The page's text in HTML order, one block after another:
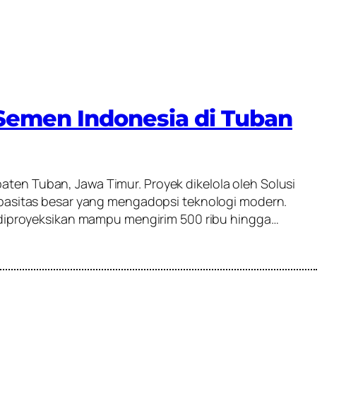
Indonesia di Tuban
Tuban, Jawa Timur. Proyek dikelola oleh Solusi
besar yang mengadopsi teknologi modern.
mampu mengirim 500 ribu hingga…